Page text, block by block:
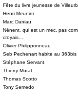
Fête du livre jeunesse de
Henri Meunier
Marc Daniau
Nénent, qui est un mec, pas
croyais…
Olivier Philipponneau
Seb Pechenart habite au 363bis
Stéphane Servant
Thierry Murat
Thomas Scotto
Tony Semedo